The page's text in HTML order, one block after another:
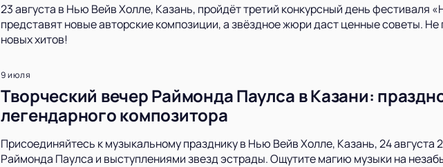
23 августа в Нью Вейв Холле, Казань, пройдёт третий конкурсный день фестиваля
представят новые авторские композиции, а звёздное жюри даст ценные советы.
новых хитов!
9 июля
Творческий вечер Раймонда Паулса в Казани:
легендарного композитора
Присоединяйтесь к музыкальному празднику в Нью Вейв Холле, Казань, 24 августа
Раймонда Паулса и выступлениями звезд эстрады. Ощутите магию музыки на